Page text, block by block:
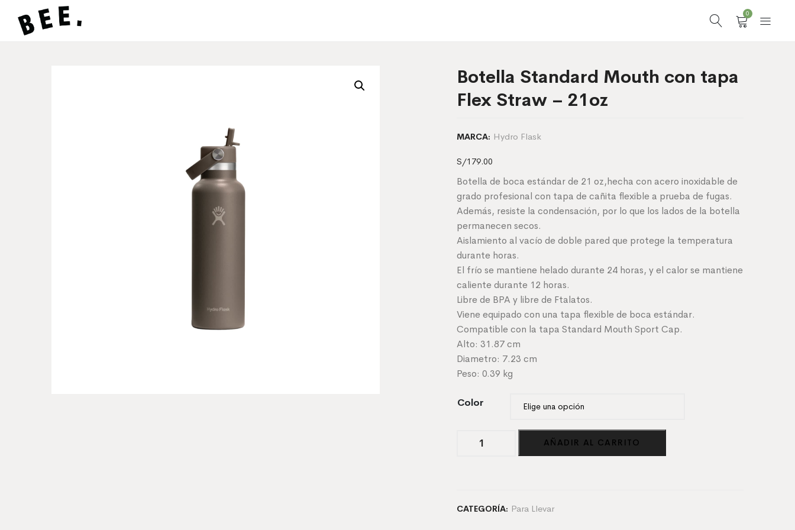
0
Botella Standard Mouth con tapa
Flex Straw – 21oz
MARCA: Hydro Flask
S/179.00
Botella de boca estándar de 21 oz,hecha con acero inoxidable de
grado profesional con tapa de cañita flexible a prueba de fugas.
Además, resiste la condensación, por lo que los lados de la botella
permanecen secos.
Aislamiento al vacío de doble pared que protege la temperatura
durante horas.
El frío se mantiene helado durante 24 horas, y el calor se mantiene
caliente durante 12 horas.
Libre de BPA y libre de Ftalatos.
Viene equipado con una tapa flexible de boca estándar.
Compatible con la tapa Standard Mouth Sport Cap.
Alto: 31.87 cm
Diametro: 7.23 cm
Peso: 0.39 kg
Color
Standard
Flex
AÑADIR AL CARRITO
CATEGORÍA: Para Llevar